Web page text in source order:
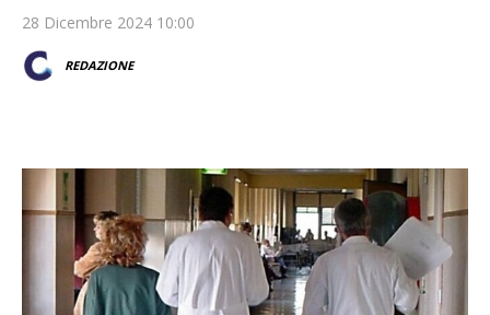
28 Dicembre 2024 10:00
REDAZIONE